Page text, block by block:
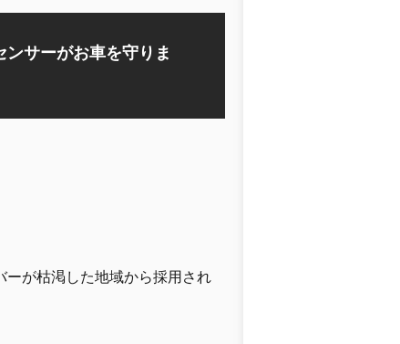
サーがお車を守りま
ーが枯渇した地域から採用され